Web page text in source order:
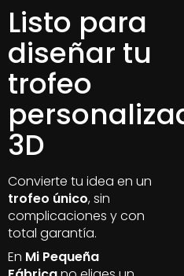
Listo para
diseñar tu
trofeo
3D
Convierte tu idea en un
trofeo único, sin
complicaciones y con
total garantía.
En Mi Pequeña